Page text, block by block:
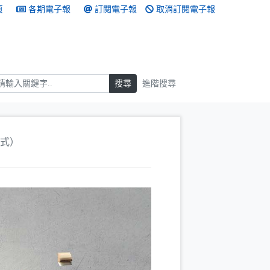
各期電子報 訂閱電子報 取消訂閱電子報
搜尋 進階搜尋
）